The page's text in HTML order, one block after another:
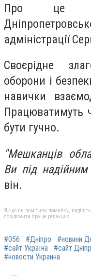
Про це
адміністрації
Своєрідне
оборони і
навички
Працюватимуть
бути гучно.
"Мешканців
Ви під
він.
Якщо ви помітили помилку, виділіть
повідомити про це редакцію
#056 #Дніпро #новини
#сайт Україна
#сайт
#новости Украина